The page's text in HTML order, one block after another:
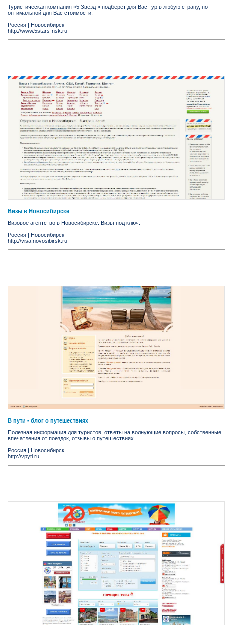
Туристическая компания «5 Звезд » подберет для Вас тур в любую страну, по
оптимальной для Вас стоимости.
Россия | Новосибирск
http://www.5stars-nsk.ru
Визы в Новосибирске
Визовое агентство в Новосибирске. Визы под ключ.
Россия | Новосибирск
http://visa.novosibirsk.ru
В пути - блог о путешествиях
Полезная информация для туристов, ответы на волнующие вопросы, собственные
впечатления от поездок, отзывы о путешествиях
Россия
Новосибирск
http://vpyti.ru